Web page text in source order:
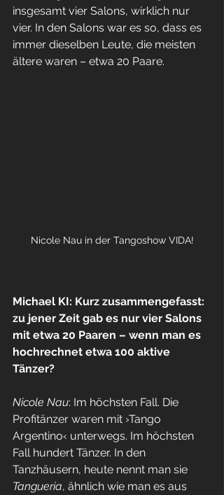
insgesamt vier Salons, wirklich nur
vier. In den Salons war es so, dass es
immer dieselben Leute, die meisten
ältere waren – etwa 20 Paare.
Nicole Nau in der Tangoshow VIDA!
Michael KI: Kurz zusammengefasst:
zu jener Zeit gab es nur vier Salons
mit etwa 20 Paaren – wenn man es
hochrechnet etwa 100 aktive
Tänzer?
Nicole Nau: Im höchsten Fall. Die
Profitänzer waren mit ›Tango
Argentino‹ unterwegs. Im höchsten
Fall hundert Tänzer. In den
Tanzhäusern, heute nennt man sie
Tangueria, ähnlich wie man es aus